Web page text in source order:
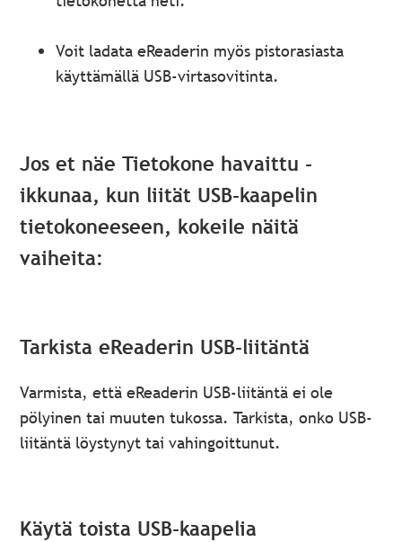
Voit ladata eReaderin myös pistorasiasta
käyttämällä USB-virtasovitinta.
Jos et näe Tietokone havaittu -
ikkunaa, kun liität USB-kaapelin
tietokoneeseen, kokeile näitä
vaiheita:
Tarkista eReaderin USB-liitäntä
Varmista, että eReaderin USB-liitäntä ei ole
pölyinen tai muuten tukossa. Tarkista, onko USB-
liitäntä löystynyt tai vahingoittunut.
Käytä toista USB-kaapelia